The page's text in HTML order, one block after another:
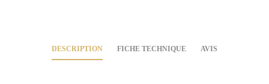
DESCRIPTION FICHE TECHNIQUE AVIS